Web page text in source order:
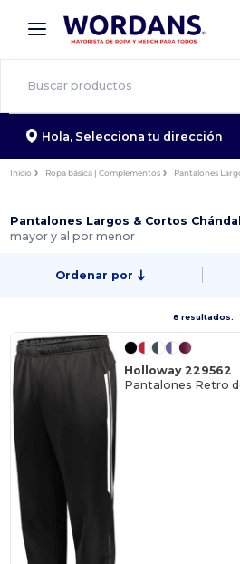
× App de Wordans
¡Mejores precios en app!
Hola, Selecciona tu dirección
Inicio Ropa básica | Complementos Pantalones
Pantalones Largos & Cortos
mayor y al por menor
Ordenar por
8 resultados.
Holloway 229562
Pantalones Retro